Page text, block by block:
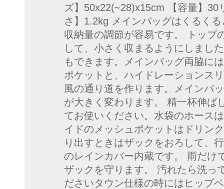
ズ】50x22(~28)x15cm 【容量】
さ】1.2kg メインバッグはくるく
収納量の調節が容易です。 トップ
して、小さく収まるようにしまし
もできます。メインバッグ両脇に
ポケットと、ハイドレーションス
風の通り道を作ります。メインバ
が大きく変わります。 精一杯伸
てお使いください。水袋のホース
イドのメッシュポケットはドリン
り出すときはザックをおろして、
のレインカバー内蔵です。 雨だ
ザックを守ります。 汚れたら洗
ださいタウン仕様の時にはヒップ